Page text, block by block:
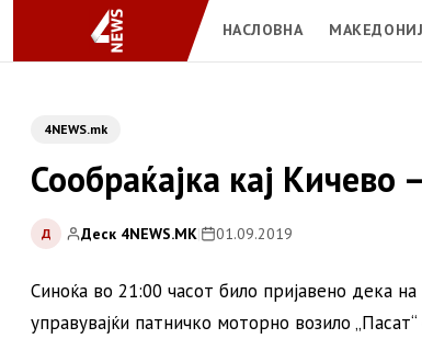
НАСЛОВНА
4NEWS.mk
Сообраќајка кај Кичево
Д Деск 4NEWS.MK| 01.09.2019
Синоќа во 21:00 часот било пријавено дека
управувајќи патничко моторно возило